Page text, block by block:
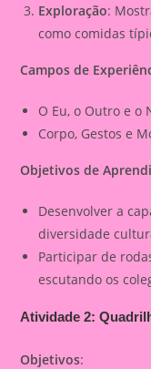
Exploração:
como comidas
Campos de
O Eu, o Outro e o
Corpo, Gestos e
Objetivos de
Desenvolver a
diversidade
Participar de
escutando os
Atividade 2:
Objetivos: